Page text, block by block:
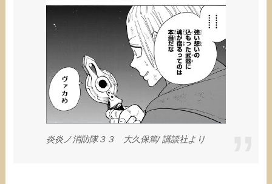
炎炎ノ消防隊３３ 大久保篤/‎ 講談社より